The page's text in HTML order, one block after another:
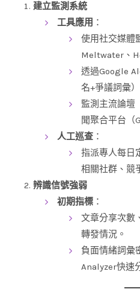
建立監測系統
工具應用 ：
使用社交媒體
Meltwater、
透過Google
名+爭議詞彙）
監測主流論壇
聞聚合平台（
人工巡查 ：
指派專人每日
相關社群、競
辨識信號強弱
初期指標 ：
文章分享次數
轉發情況。
負面情緒詞彙
Analyzer快速